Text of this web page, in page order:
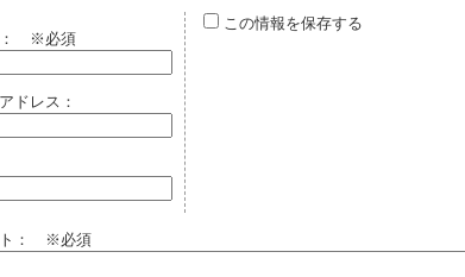
： ※必須
ドレス：
この情報を保存する
ト： ※必須